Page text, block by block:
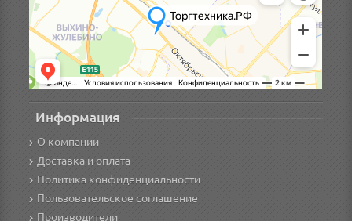
Информация
О компании
Доставка и оплата
Политика конфиденциальности
Пользовательское соглашение
Производители